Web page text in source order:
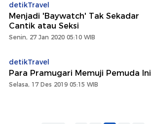
detikTravel
Menjadi 'Baywatch' Tak Sekadar
Cantik atau Seksi
Senin, 27 Jan 2020 05:10 WIB
detikTravel
Para Pramugari Memuji Pemuda Ini
Selasa, 17 Des 2019 05:15 WIB